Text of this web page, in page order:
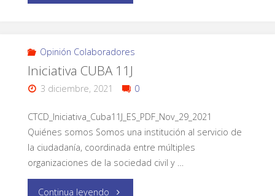
Opinión Colaboradores
Iniciativa CUBA 11J
3 diciembre, 2021 0
CTCD_Iniciativa_Cuba11J_ES_PDF_Nov_29_2021
Quiénes somos Somos una institución al servicio de
la ciudadanía, coordinada entre múltiples
organizaciones de la sociedad civil y …
Continua leyendo